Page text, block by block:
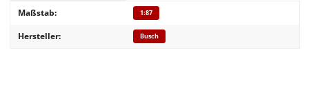
Produkteigenschaft
Wert
Maßstab: 1:87
Hersteller: Busch